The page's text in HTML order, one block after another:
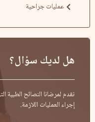
عمليات جراحية
هل لديك سؤال؟
نقدم لمرضانا النصائح الطبية
إجراء العمليات اللازمة.